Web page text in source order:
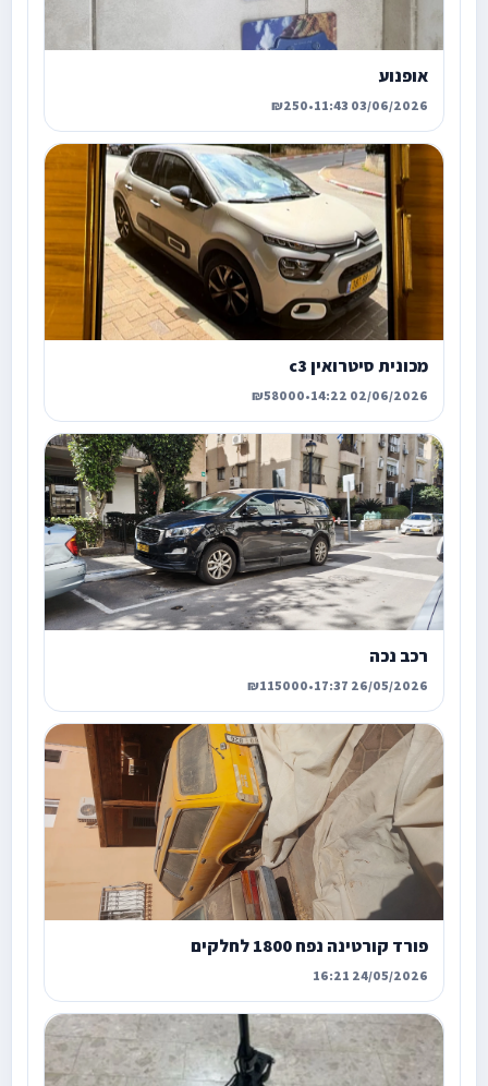
אופנוע
03/06/2026 11:43
•
₪250
מכונית סיטרואין c3
02/06/2026 14:22
•
₪58000
רכב נכה
26/05/2026 17:37
•
₪115000
פורד קורטינה נפח 1800 לחלקים
24/05/2026 16:21